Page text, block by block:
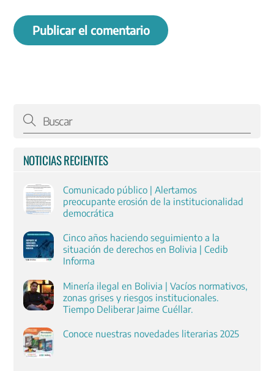
NOTICIAS RECIENTES
Comunicado público | Alertamos
preocupante erosión de la institucionalidad
democrática
Cinco años haciendo seguimiento a la
situación de derechos en Bolivia | Cedib
Informa
Minería ilegal en Bolivia | Vacíos normativos,
zonas grises y riesgos institucionales.
Tiempo Deliberar Jaime Cuéllar.
Conoce nuestras novedades literarias 2025